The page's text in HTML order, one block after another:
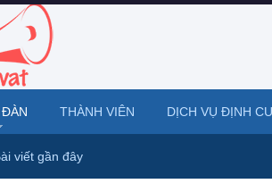
ĐÀN
viết gần đây
THÀNH VIÊN DỊCH VỤ ĐỊNH